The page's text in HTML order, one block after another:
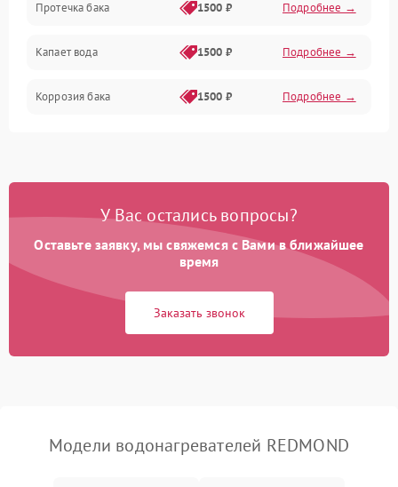
Механика
Протечка бака 1500 ₽ Подробнее →
Капает вода 1500 ₽ Подробнее →
Коррозия бака 1500 ₽ Подробнее →
У Вас остались вопросы?
Оставьте заявку, мы свяжемся с Вами в ближайшее
время
Заказать звонок
Модели водонагревателей REDMOND